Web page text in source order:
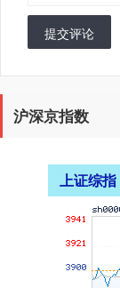
提交评论
沪深京指数
上证综指